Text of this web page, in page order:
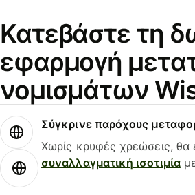
Κατεβάστε τη
εφαρμογή
νομισμάτων
Σύγκρινε παρόχους
Χωρίς κρυφές χρεώσεις, θα
συναλλαγματική ισοτιμία